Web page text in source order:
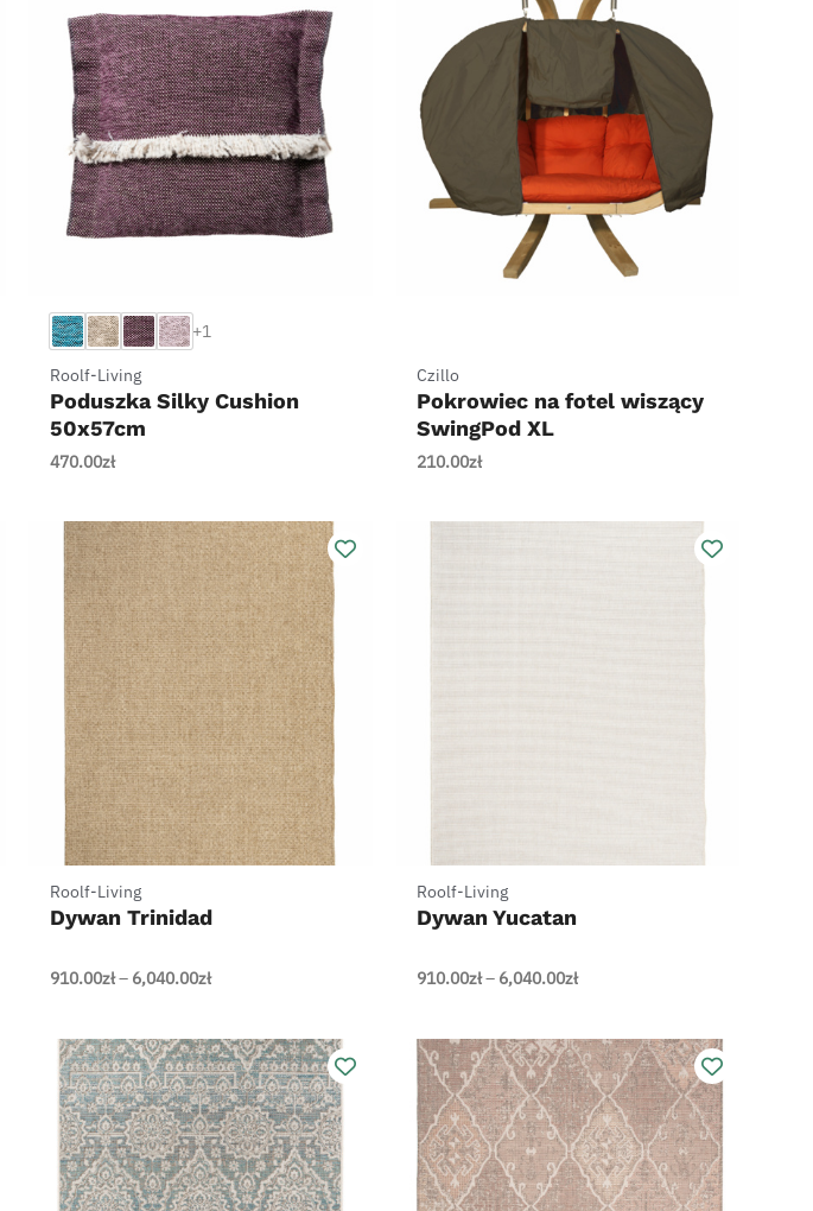
+1
Roolf-Living
Poduszka Silky Cushion
50x57cm
470.00zł
Czillo
Pokrowiec na fotel wiszący
SwingPod XL
210.00zł
Roolf-Living
Dywan Trinidad
910.00zł– 6,040.00złZakres
910.00zł
do
6,040.00zł
Roolf-Living
Dywan Yucatan
910.00zł– 6,040.00złZakres
910.00zł
do
6,040.00zł